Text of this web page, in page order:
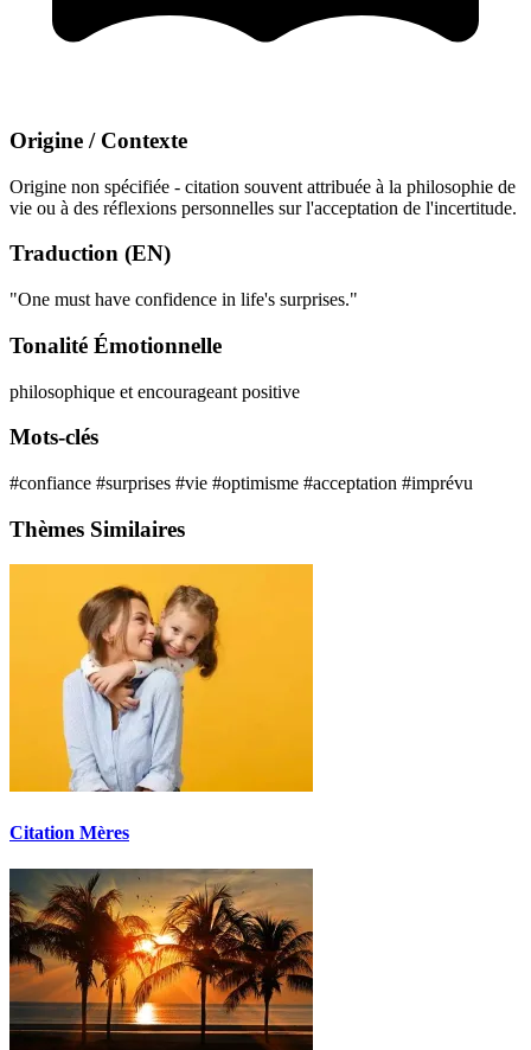
Origine / Contexte
Origine non spécifiée - citation souvent attribuée à la philosophie de
vie ou à des réflexions personnelles sur l'acceptation de l'incertitude.
Traduction (EN)
"One must have confidence in life's surprises."
Tonalité Émotionnelle
philosophique et encourageant positive
Mots-clés
#confiance #surprises #vie #optimisme #acceptation #imprévu
Thèmes Similaires
Citation Mères